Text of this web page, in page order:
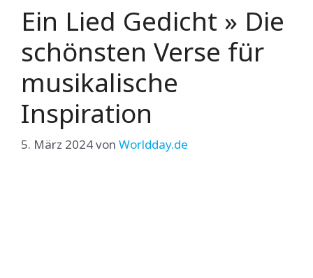
Ein Lied Gedicht » Die
schönsten Verse für
musikalische
Inspiration
5. März 2024von Worldday.de